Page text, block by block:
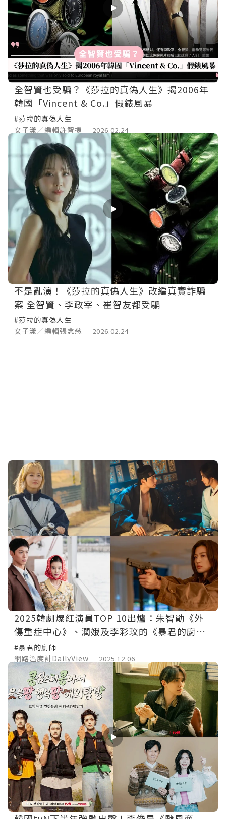
全智賢也受騙？《莎拉的真偽人生》揭2006年
韓國「Vincent & Co.」假錶風暴
#莎拉的真偽人生
女子漾／編輯許智捷
2026.02.24
不是亂演！《莎拉的真偽人生》改編真實詐騙
案 全智賢、李政宰、崔智友都受騙
#莎拉的真偽人生
女子漾／編輯張念慈
2026.02.24
2025韓劇爆紅演員TOP 10出爐：朱智勛《外
傷重症中心》、潤娥及李彩玟的《暴君的廚
師》 誰是人氣王？
#暴君的廚師
網路溫度計DailyView
2025.12.06